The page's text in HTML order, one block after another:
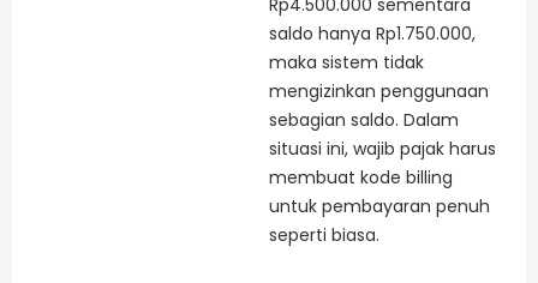
Rp4.500.000 sementara
saldo hanya Rp1.750.000,
maka sistem tidak
mengizinkan penggunaan
sebagian saldo. Dalam
situasi ini, wajib pajak harus
membuat kode billing
untuk pembayaran penuh
seperti biasa.